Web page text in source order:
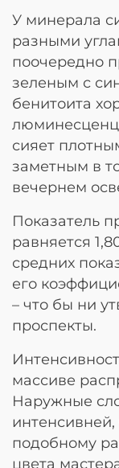
У минерала
разными
поочередно
зеленым с
бенитоита
сияет
заметным в
вечернем
Показатель
равняется
средних
его
– что бы ни
проспекты.
массиве
Наружные
подобному
цвета